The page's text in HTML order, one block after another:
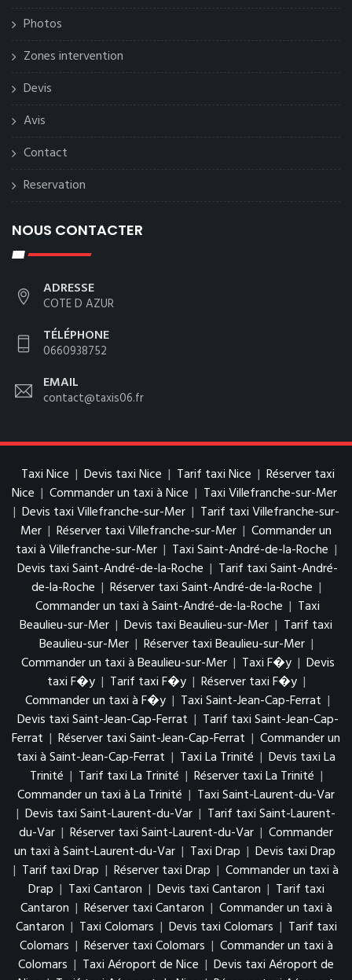
Photos
Zones intervention
Devis
Avis
Contact
Reservation
NOUS CONTACTER
ADRESSE
COTE D AZUR
TÉLÉPHONE
0660938752
EMAIL
contact@taxis06.fr
Taxi Nice | Devis taxi Nice | Tarif taxi Nice | Réserver taxi
Nice | Commander un taxi à Nice | Taxi Villefranche-sur-Mer
| Devis taxi Villefranche-sur-Mer | Tarif taxi Villefranche-sur-
Mer | Réserver taxi Villefranche-sur-Mer | Commander un
taxi à Villefranche-sur-Mer | Taxi Saint-André-de-la-Roche |
Devis taxi Saint-André-de-la-Roche | Tarif taxi Saint-André-
de-la-Roche | Réserver taxi Saint-André-de-la-Roche |
Commander un taxi à Saint-André-de-la-Roche | Taxi
Beaulieu-sur-Mer | Devis taxi Beaulieu-sur-Mer | Tarif taxi
Beaulieu-sur-Mer | Réserver taxi Beaulieu-sur-Mer |
Commander un taxi à Beaulieu-sur-Mer | Taxi F�y | Devis
taxi F�y | Tarif taxi F�y | Réserver taxi F�y |
Commander un taxi à F�y | Taxi Saint-Jean-Cap-Ferrat |
Devis taxi Saint-Jean-Cap-Ferrat | Tarif taxi Saint-Jean-Cap-
Ferrat | Réserver taxi Saint-Jean-Cap-Ferrat | Commander un
taxi à Saint-Jean-Cap-Ferrat | Taxi La Trinité | Devis taxi La
Trinité | Tarif taxi La Trinité | Réserver taxi La Trinité |
Commander un taxi à La Trinité | Taxi Saint-Laurent-du-Var
| Devis taxi Saint-Laurent-du-Var | Tarif taxi Saint-Laurent-
du-Var | Réserver taxi Saint-Laurent-du-Var | Commander
un taxi à Saint-Laurent-du-Var | Taxi Drap | Devis taxi Drap
| Tarif taxi Drap | Réserver taxi Drap | Commander un taxi à
Drap | Taxi Cantaron | Devis taxi Cantaron | Tarif taxi
Cantaron | Réserver taxi Cantaron | Commander un taxi à
Cantaron | Taxi Colomars | Devis taxi Colomars | Tarif taxi
Colomars | Réserver taxi Colomars | Commander un taxi à
Colomars | Taxi Aéroport de Nice | Devis taxi Aéroport de